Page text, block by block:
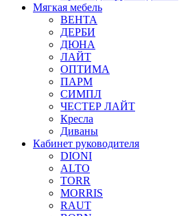
Мягкая мебель
ВЕНТА
ДЕРБИ
ДЮНА
ЛАЙТ
ОПТИМА
ПАРМ
СИМПЛ
ЧЕСТЕР ЛАЙТ
Кресла
Диваны
Кабинет руководителя
DIONI
ALTO
TORR
MORRIS
RAUT